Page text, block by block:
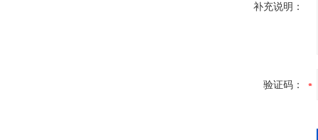
补充说明：
验证码：